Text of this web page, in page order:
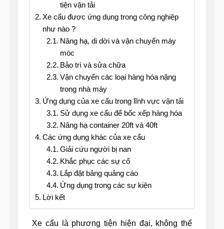
tiện vận tải
Xe cẩu được ứng dụng trong công nghiệp
như nào ?
Nâng hạ, di dời và vận chuyển máy
móc
Bảo trì và sửa chữa
Vận chuyển các loại hàng hóa nặng
trong nhà máy
Ứng dụng của xe cẩu trong lĩnh vực vận tải
Sử dụng xe cẩu để bốc xếp hàng hóa
Nâng hạ container 20ft và 40ft
Các ứng dụng khác của xe cẩu
Giải cứu người bị nan
Khắc phục các sự cố
Lắp đặt bảng quảng cáo
Ứng dụng trong các sự kiện
Lời kết
Xe cẩu là phương tiện hiện đại, không thể